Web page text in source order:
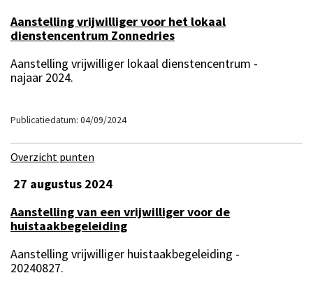
Aanstelling vrijwilliger voor het lokaal
dienstencentrum Zonnedries
Aanstelling vrijwilliger lokaal dienstencentrum -
najaar 2024.
Publicatiedatum: 04/09/2024
Overzicht punten
27 augustus 2024
Aanstelling van een vrijwilliger voor de
huistaakbegeleiding
Aanstelling vrijwilliger huistaakbegeleiding -
20240827.